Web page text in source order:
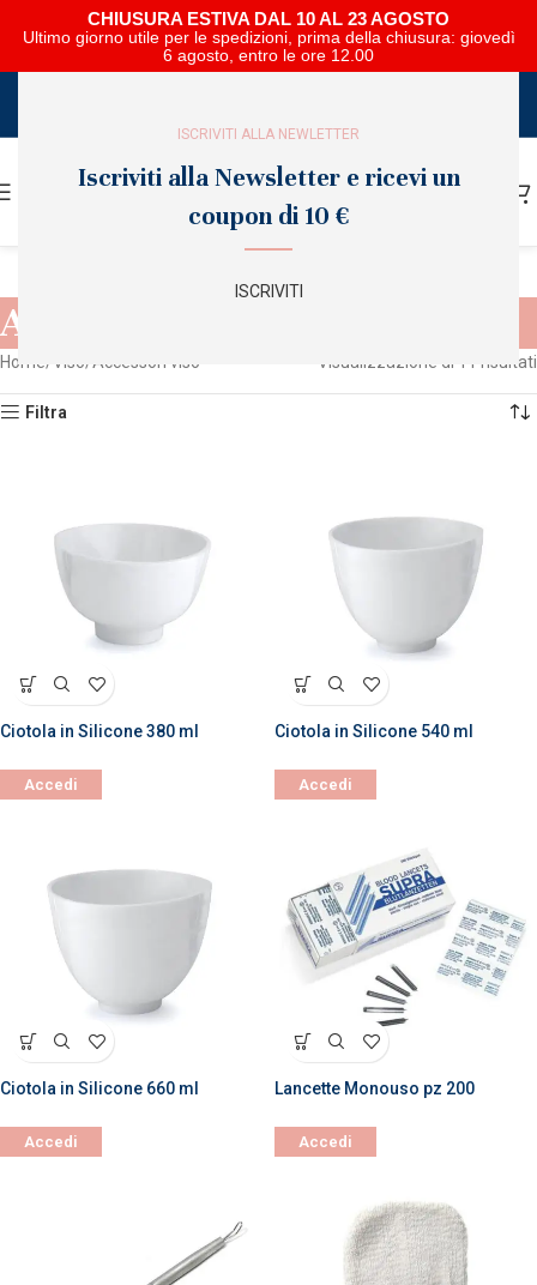
ISCRIVITI ALLA NEWLETTER
Iscriviti alla Newsletter e ricevi un
coupon di 10 €
ISCRIVITI
CHIUSURA ESTIVA DAL 10 AL 23 AGOSTO
Ultimo giorno utile per le spedizioni, prima della chiusura: giovedì
6 agosto, entro le ore 12.00
Accessori viso
Home Viso Accessori viso Visualizzazione di 11 risultati
Filtra
Ciotola in Silicone 380 ml
Accedi
Ciotola in Silicone 540 ml
Accedi
Ciotola in Silicone 660 ml
Accedi
Lancette Monouso pz 200
Accedi